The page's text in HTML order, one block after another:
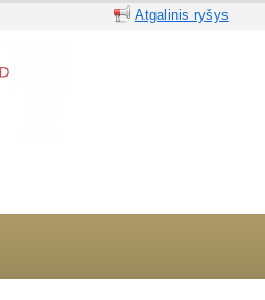
Atgalinis ryšys